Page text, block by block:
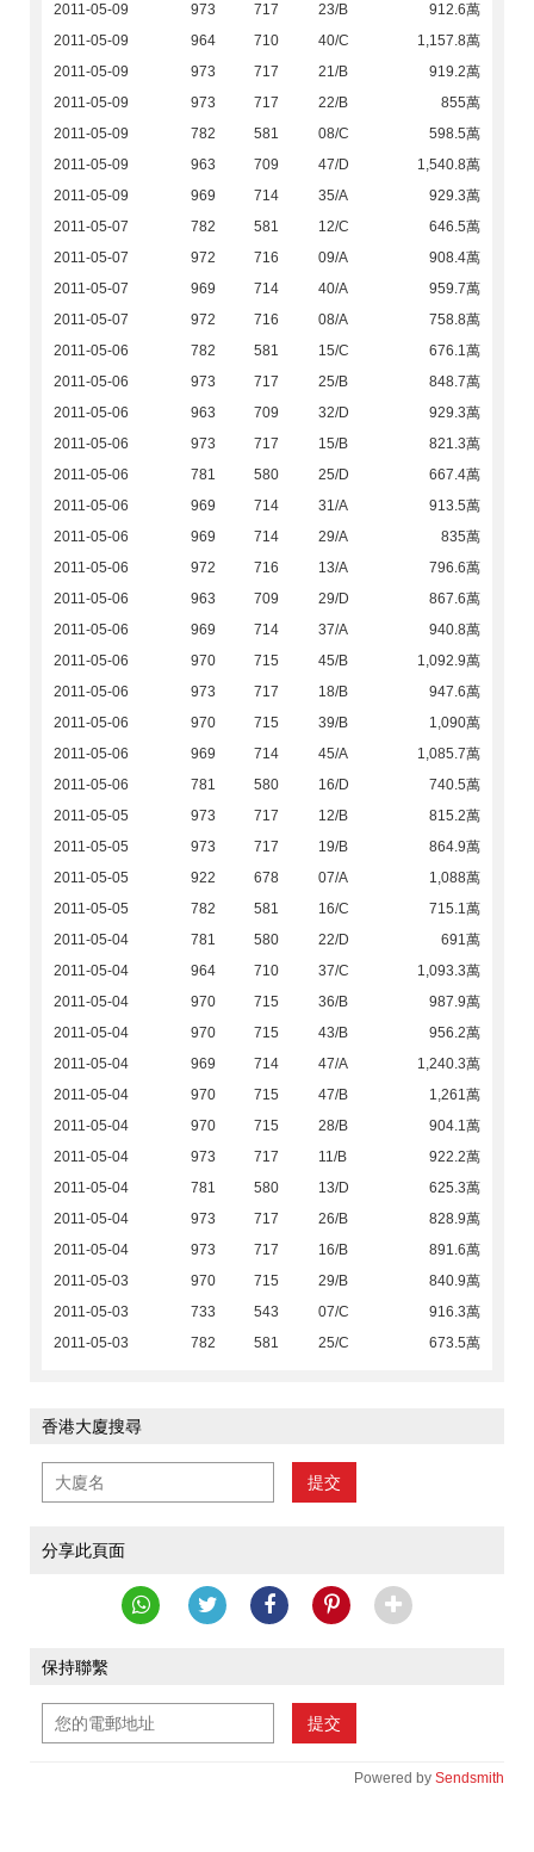
2011-05-09
973 717 23/B
912.6萬
2011-05-09
964 710 40/C
1,157.8萬
2011-05-09
973 717 21/B
919.2萬
2011-05-09
973 717 22/B
855萬
2011-05-09
782 581 08/C
598.5萬
2011-05-09
963 709 47/D
1,540.8萬
2011-05-09
969 714 35/A
929.3萬
2011-05-07
782 581 12/C
646.5萬
2011-05-07
972 716 09/A
908.4萬
2011-05-07
969 714 40/A
959.7萬
2011-05-07
972 716 08/A
758.8萬
2011-05-06
782 581 15/C
676.1萬
2011-05-06
973 717 25/B
848.7萬
2011-05-06
963 709 32/D
929.3萬
2011-05-06
973 717 15/B
821.3萬
2011-05-06
781 580 25/D
667.4萬
2011-05-06
969 714 31/A
913.5萬
2011-05-06
969 714 29/A
835萬
2011-05-06
972 716 13/A
796.6萬
2011-05-06
963 709 29/D
867.6萬
2011-05-06
969 714 37/A
940.8萬
2011-05-06
970 715 45/B
1,092.9萬
2011-05-06
973 717 18/B
947.6萬
2011-05-06
970 715 39/B
1,090萬
2011-05-06
969 714 45/A
1,085.7萬
2011-05-06
781 580 16/D
740.5萬
2011-05-05
973 717 12/B
815.2萬
2011-05-05
973 717 19/B
864.9萬
2011-05-05
922 678 07/A
1,088萬
2011-05-05
782 581 16/C
715.1萬
2011-05-04
781 580 22/D
691萬
2011-05-04
964 710 37/C
1,093.3萬
2011-05-04
970 715 36/B
987.9萬
2011-05-04
970 715 43/B
956.2萬
2011-05-04
969 714 47/A
1,240.3萬
2011-05-04
970 715 47/B
1,261萬
2011-05-04
970 715 28/B
904.1萬
2011-05-04
973 717 11/B
922.2萬
2011-05-04
781 580 13/D
625.3萬
2011-05-04
973 717 26/B
828.9萬
2011-05-04
973 717 16/B
891.6萬
2011-05-03
970 715 29/B
840.9萬
2011-05-03
733 543 07/C
916.3萬
2011-05-03
782 581 25/C 673.5萬
香港大廈搜尋
提交
分享此頁面
保持聯繫
提交
Powered by Sendsmith